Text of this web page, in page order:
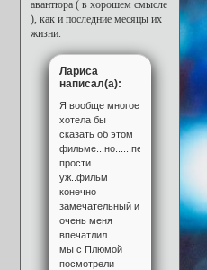
авантюра ( в хорошем смысле
), как и последние месяцы их
жизни.
Лариса
написал(а):
Я вообще многое
хотела бы
сказать об этом
фильме...но......перегорело...
прости
уж..фильм
конечно
замечательный и
очень меня
впечатлил..
мы с Плюмой
посмотрели